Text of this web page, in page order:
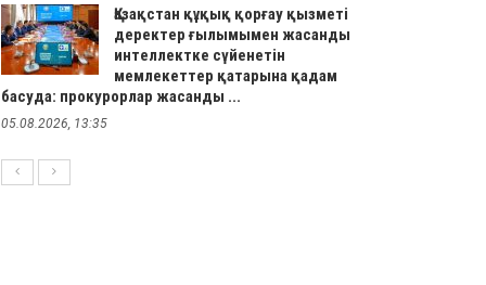
Қазақстан құқық қорғау қызметі
деректер ғылымымен жасанды
интеллектке сүйенетін
мемлекеттер қатарына қадам
басуда: прокурорлар жасанды ...
05.08.2026, 13:35